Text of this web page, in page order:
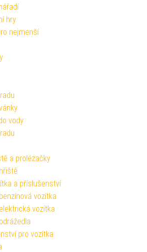
hry
nejmenší
vody
a prolézačky
a příslušenství
vozítka
vozítka
pro vozítka